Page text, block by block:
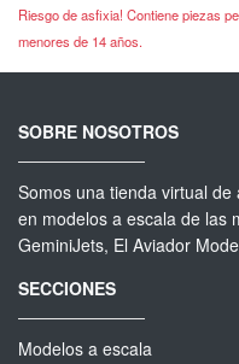
Riesgo de asfixia! Contiene piezas
menores de 14 años.
SOBRE NOSOTROS
Somos una tienda virtual
en modelos a escala de las
GeminiJets, El Aviador
SECCIONES
Modelos a escala